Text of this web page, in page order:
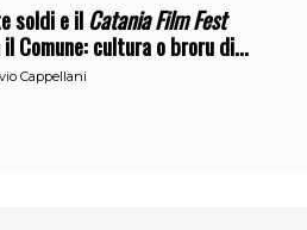
soldi e ilCatania Film Fest
il Comune: cultura o broru di
Cappellani